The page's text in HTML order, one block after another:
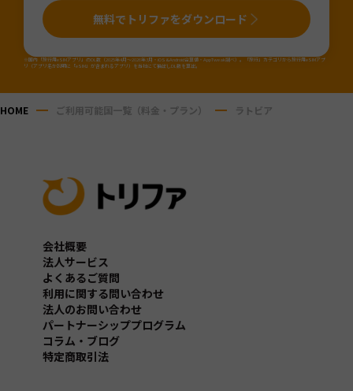
無料でトリファをダウンロード
※国内「旅行用eSIMアプリ」のDL数（2025年4月～2026年3月・iOS&Android合算値・AppTweak調べ）。「旅行」カテゴリから旅行用eSIMアプ
リ（アプリ名か説明に「eSIM」が含まれるアプリ）を当社にて抽出しDL数を算出。
HOME ご利用可能国一覧（料金・プラン） ラトビア
会社概要
法人サービス
よくあるご質問
利用に関する問い合わせ
法人のお問い合わせ
パートナーシッププログラム
コラム・ブログ
特定商取引法